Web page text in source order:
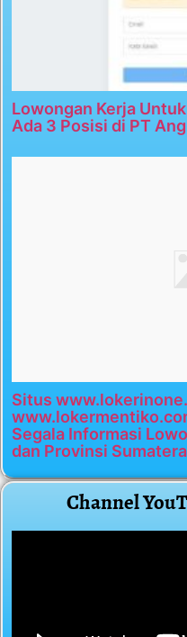
Lowongan Kerja
Ada 3 Posisi di PT
Situs
Segala Informasi
dan Provinsi
Channel